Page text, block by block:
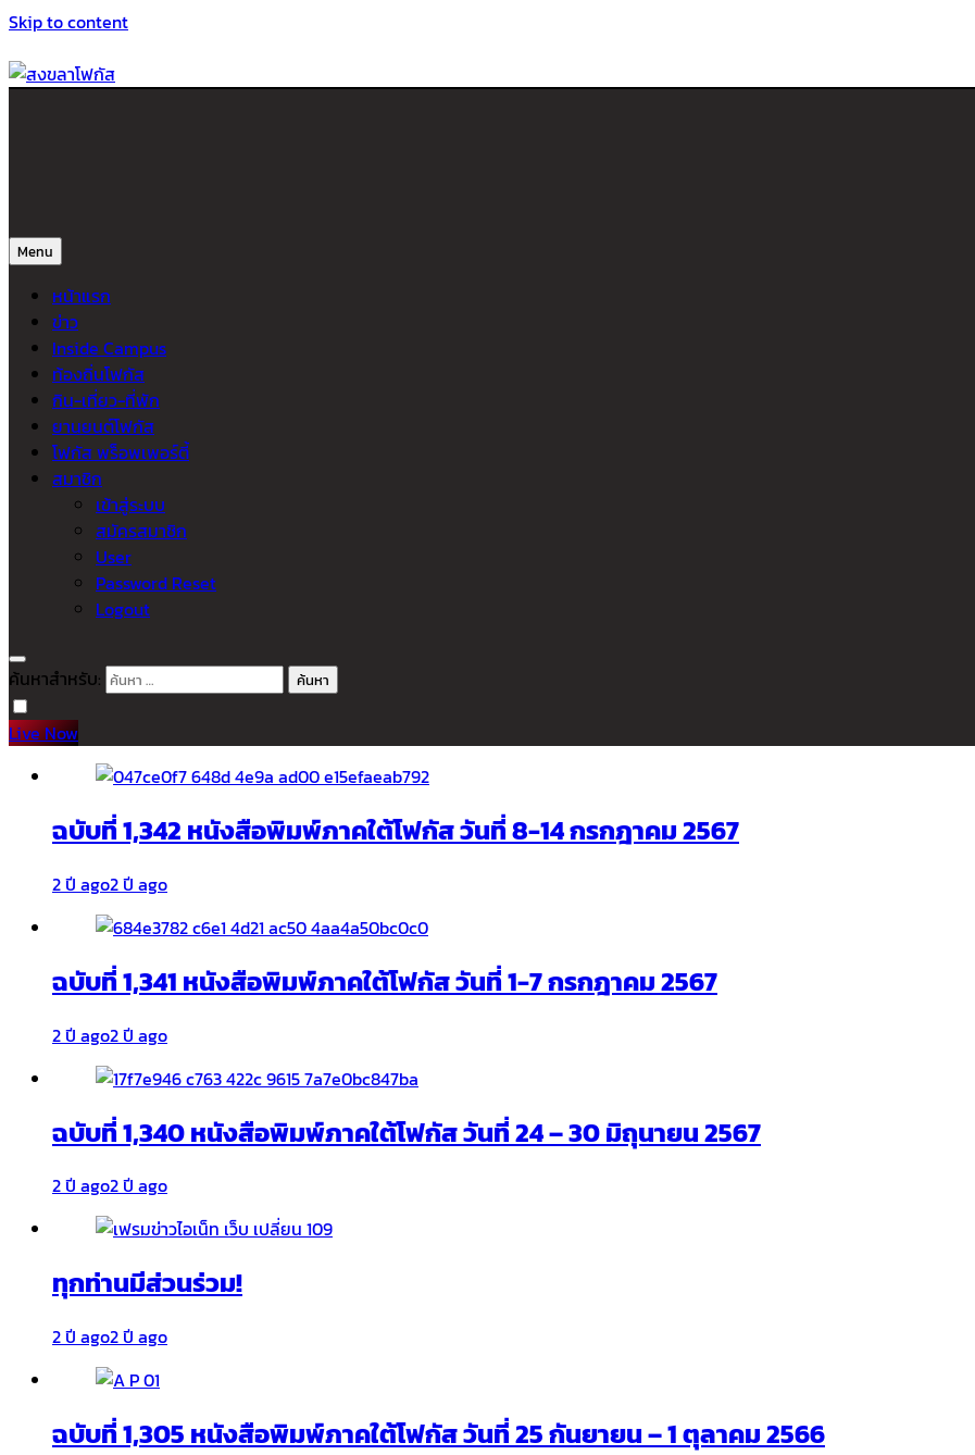
Skip to content
Menu
หน้าแรก
ข่าว
Inside Campus
ท้องถิ่นโฟกัส
กิน-เที่ยว-ที่พัก
ยานยนต์โฟกัส
โฟกัส พร็อพเพอร์ตี้
สมาชิก
เข้าสู่ระบบ
สมัครสมาชิก
User
Password Reset
Logout
ค้นหาสำหรับ:
Live Now
ฉบับที่ 1,342 หนังสือพิมพ์ภาคใต้โฟกัส วันที่ 8-14 กรกฎาคม 2567
2 ปี ago2 ปี ago
ฉบับที่ 1,341 หนังสือพิมพ์ภาคใต้โฟกัส วันที่ 1-7 กรกฎาคม 2567
2 ปี ago2 ปี ago
ฉบับที่ 1,340 หนังสือพิมพ์ภาคใต้โฟกัส วันที่ 24 – 30 มิถุนายน 2567
2 ปี ago2 ปี ago
ทุกท่านมีส่วนร่วม!
2 ปี ago2 ปี ago
ฉบับที่ 1,305 หนังสือพิมพ์ภาคใต้โฟกัส วันที่ 25 กันยายน – 1 ตุลาคม 2566